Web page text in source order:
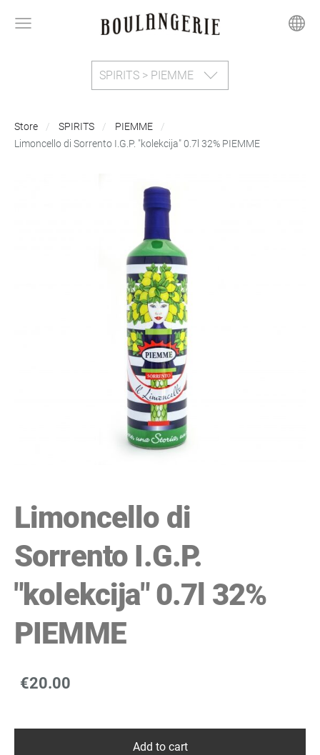
SPIRITS > PIEMME
Store SPIRITS
PIEMME
Limoncello di Sorrento I.G.P. "kolekcija" 0.7l 32% PIEMME
Limoncello di
Sorrento I.G.P.
"kolekcija" 0.7l 32%
PIEMME
€20.00
Add to cart